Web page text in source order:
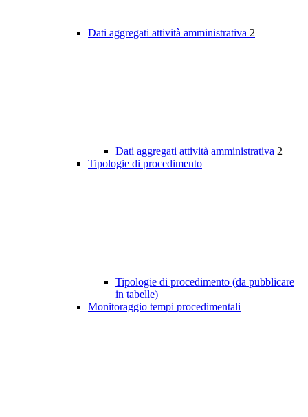
Dati aggregati attività amministrativa 2
Dati aggregati attività amministrativa 2
Tipologie di procedimento
Tipologie di procedimento (da pubblicare
in tabelle)
Monitoraggio tempi procedimentali